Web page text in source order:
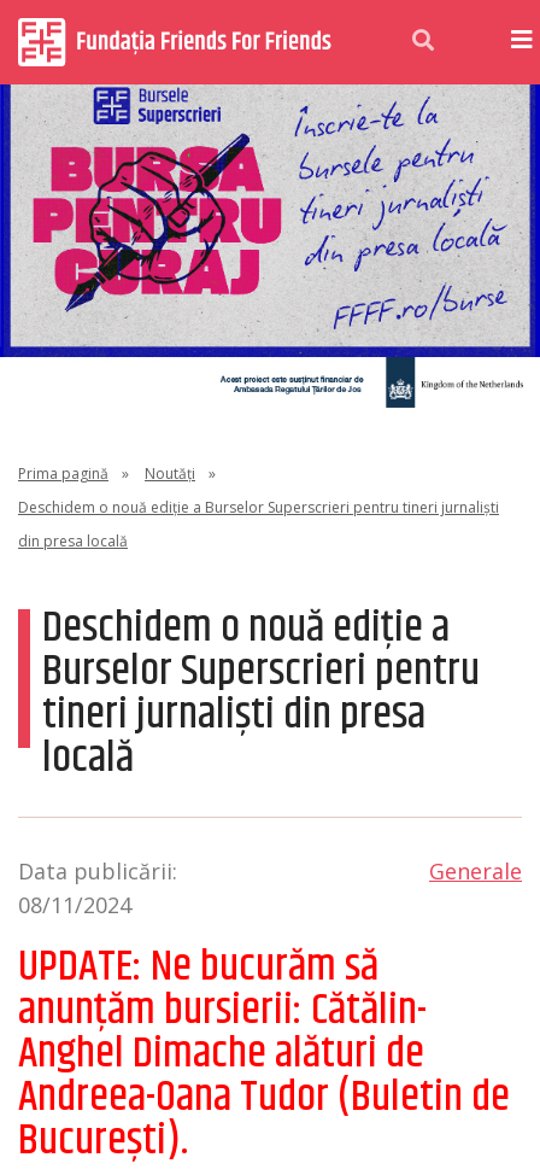
Prima pagină » Noutăți
»
Deschidem o nouă ediție a Burselor Superscrieri pentru tineri jurnaliști
din presa locală
Deschidem o nouă ediție a
Burselor Superscrieri pentru
tineri jurnaliști din presa
locală
Data publicării:
08/11/2024
Generale
UPDATE: Ne bucurăm să
anunțăm bursierii: Cătălin-
Anghel Dimache alături de
Andreea-Oana Tudor (Buletin de
București).